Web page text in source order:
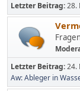
Letzter Beitrag:28.
Letzter Beitrag:24.
Aw: Ableger in